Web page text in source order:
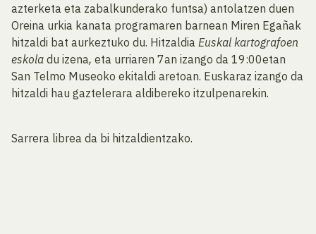
azterketa eta zabalkunderako funtsa) antolatzen duen
Oreina urkia kanata programaren barnean Miren Egañak
hitzaldi bat aurkeztuko du. Hitzaldia Euskal kartografoen
eskola du izena, eta urriaren 7an izango da 19:00etan
San Telmo Museoko ekitaldi aretoan. Euskaraz izango da
hitzaldi hau gaztelerara aldibereko itzulpenarekin.
Sarrera librea da bi hitzaldientzako.